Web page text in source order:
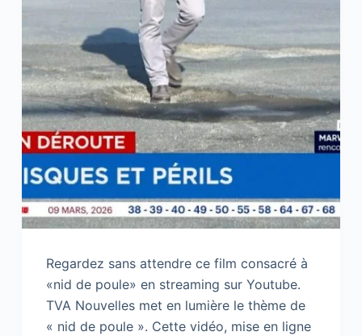
Regardez sans attendre ce film consacré à
«nid de poule» en streaming sur Youtube.
TVA Nouvelles met en lumière le thème de
« nid de poule ». Cette vidéo, mise en ligne